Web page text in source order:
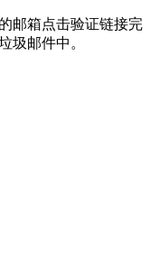
邮箱点击验证链接完
圾邮件中。